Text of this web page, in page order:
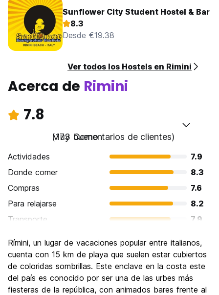
Sunflower City Student Hostel & Bar
8.3
Desde €19.38
Ver todos los Hostels en Rimini
Acerca de Rimini
7.8
Muy bueno
(173 Comentarios de clientes)
Actividades
7.9
Donde comer
8.3
Compras
7.6
Para relajarse
8.2
Transporte
7.9
Cultura
6.8
Fiesta
8.8
Calidad Precio
7.7
Rímini, un lugar de vacaciones popular entre italianos,
cuenta con 15 km de playa que suelen estar cubiertos
de coloridas sombrillas. Este enclave en la costa este
del país es conocido por ser una de las urbes más
fiesteras de la república, con animados bares frente al